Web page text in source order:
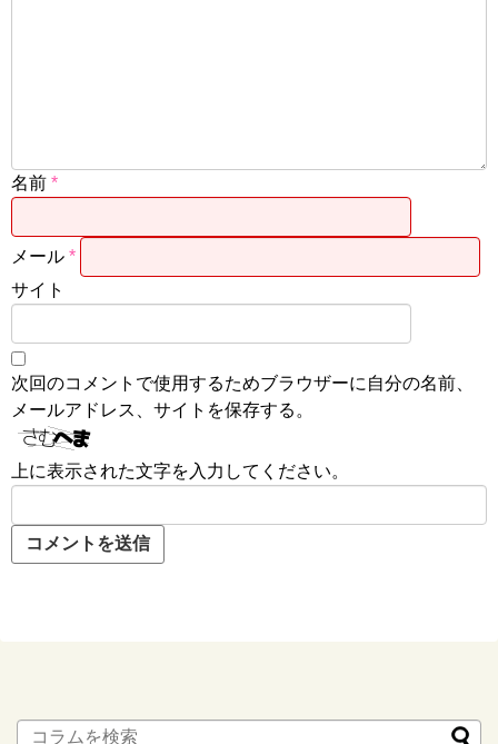
名前 *
メール *
サイト
次回のコメントで使用するためブラウザーに自分の名前、
メールアドレス、サイトを保存する。
上に表示された文字を入力してください。